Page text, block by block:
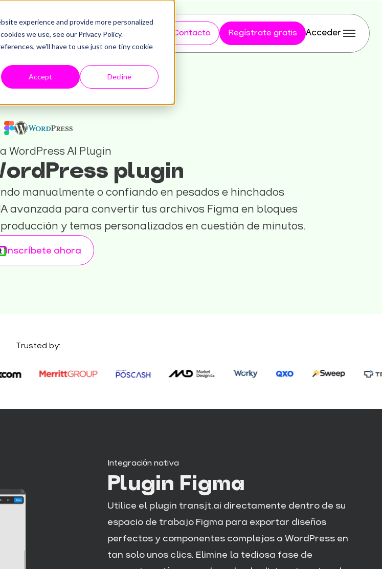
experience and provide more personalized
we use, see our Privacy Policy.
we'll have to use just one tiny cookie
Accept Decline
Contacto Regístrate gratis Acceder
WordPress AI Plugin
plugin
manualmente o confiando en pesados e hinchados
avanzada para convertir tus archivos Figma en bloques
y temas personalizados en cuestión de minutos.
Inscríbete ahora
Trusted by:
Integración nativa
Plugin Figma
Utilice el plugin transjt.ai directamente dentro de su
espacio de trabajo Figma para exportar diseños
perfectos y componentes complejos a WordPress en
tan solo unos clics. Elimine la tediosa fase de